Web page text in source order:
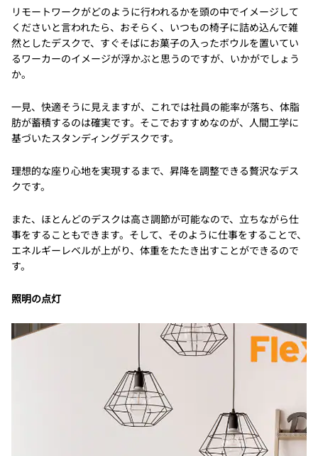
リモートワークがどのように行われるかを頭の中でイメージして
くださいと言われたら、おそらく、いつもの椅子に詰め込んで雑
然としたデスクで、すぐそばにお菓子の入ったボウルを置いてい
るワーカーのイメージが浮かぶと思うのですが、いかがでしょう
か。
一見、快適そうに見えますが、これでは社員の能率が落ち、体脂
肪が蓄積するのは確実です。そこでおすすめなのが、人間工学に
基づいたスタンディングデスクです。
理想的な座り心地を実現するまで、昇降を調整できる贅沢なデス
クです。
また、ほとんどのデスクは高さ調節が可能なので、立ちながら仕
事をすることもできます。そして、そのように仕事をすることで、
エネルギーレベルが上がり、体重をたたき出すことができるので
す。
照明の点灯